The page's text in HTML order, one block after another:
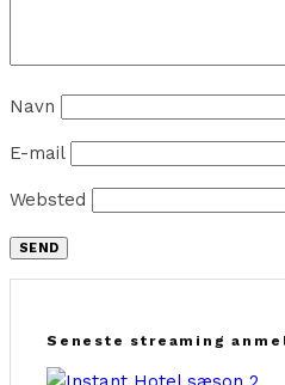
Navn
E-mail
Websted
Seneste streaming